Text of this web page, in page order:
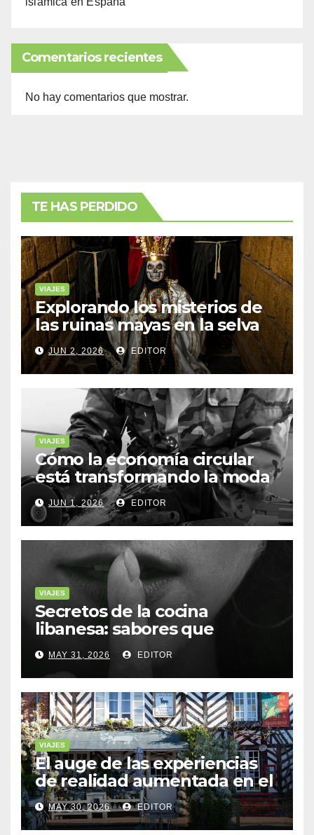
Comentarios recientes
No hay comentarios que mostrar.
TE HAS PERDIDO
VIAJES
Explorando los misterios de
las ruinas mayas en la selva
de Yucatán
JUN 2, 2026 EDITOR
VIAJES
Cómo la economía circular
está transformando la moda
sostenible
JUN 1, 2026 EDITOR
VIAJES
Secretos de la cocina
libanesa: sabores que
cuentan historias
MAY 31, 2026 EDITOR
VIAJES
El auge de las experiencias
de realidad aumentada en el
turismo
MAY 30, 2026 EDITOR